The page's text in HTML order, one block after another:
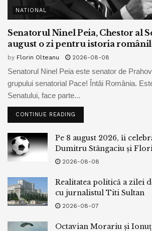
NATIONAL
Senatorul Ninel Peia, Chestor al
august o zi pentru istoria
by Florin Olteanu 2026-08-08
Senatorul Ninel Peia este senator de
grupului senatorial Pace! Întâi România.
Senatului, face parte...
CONTINUE READING
Pe 8 august 2026, îi
Dumitru Stângaciu și
2026-08-08
Realitatea politică a zilei
cu jurnalistul Titi Sultan
2026-08-07
Octavian Morariu și Ionuț